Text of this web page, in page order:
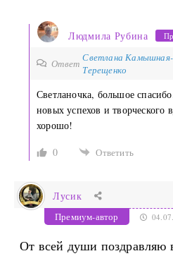
Людмила Рубина
Ответ Светлана Камышная-
Терещенко
Светланочка, большое
новых успехов и творческого
хорошо!
0
Ответить
Лусик
Премиум-автор
От всей души поздравляю